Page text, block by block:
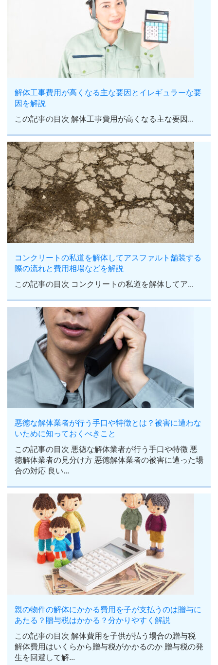
解体工事費用が高くなる主な要因とイレギュラーな要
因を解説
この記事の目次 解体工事費用が高くなる主な要因...
コンクリートの私道を解体してアスファルト舗装する
際の流れと費用相場などを解説
この記事の目次 コンクリートの私道を解体してア...
悪徳な解体業者が行う手口や特徴とは？被害に遭わな
いために知っておくべきこと
この記事の目次 悪徳な解体業者が行う手口や特徴 悪
徳解体業者の見分け方 悪徳解体業者の被害に遭った場
合の対応 良い...
親の物件の解体にかかる費用を子が支払うのは贈与に
あたる？贈与税はかかる？分かりやすく解説
この記事の目次 解体費用を子供が払う場合の贈与税
解体費用はいくらから贈与税がかかるのか 贈与税の発
生を回避して解...